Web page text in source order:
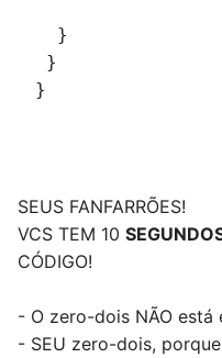
  }
}
}
SEUS FANFARRÕES!
VCS TEM 10
CÓDIGO!
- O zero-dois NÃO está
- SEU zero-dois,